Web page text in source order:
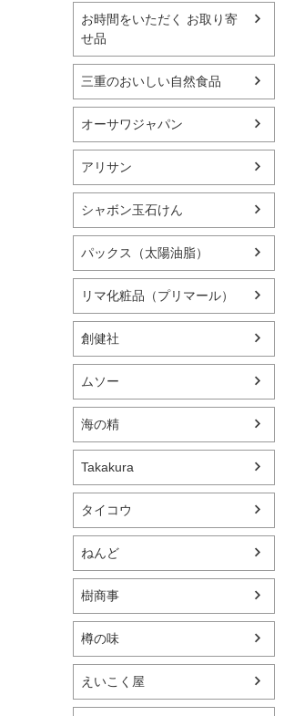
お時間をいただく お取り寄
せ品
三重のおいしい自然食品
オーサワジャパン
アリサン
シャボン玉石けん
パックス（太陽油脂）
リマ化粧品（プリマール）
創健社
ムソー
海の精
Takakura
タイコウ
ねんど
樹商事
樽の味
えいこく屋